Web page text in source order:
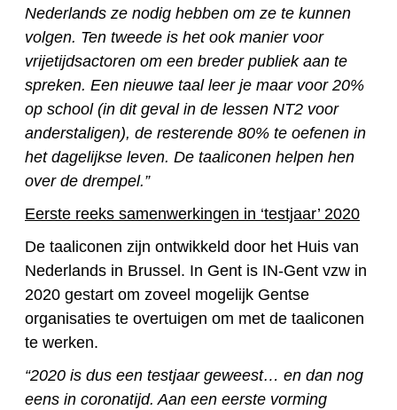
Nederlands ze nodig hebben om ze te kunnen
volgen. Ten tweede is het ook manier voor
vrijetijdsactoren om een breder publiek aan te
spreken. Een nieuwe taal leer je maar voor 20%
op school (in dit geval in de lessen NT2 voor
anderstaligen), de resterende 80% te oefenen in
het dagelijkse leven. De taaliconen helpen hen
over de drempel.”
Eerste reeks samenwerkingen in ‘testjaar’ 2020
De taaliconen zijn ontwikkeld door het Huis van
Nederlands in Brussel. In Gent is IN-Gent vzw in
2020 gestart om zoveel mogelijk Gentse
organisaties te overtuigen om met de taaliconen
te werken.
“2020 is dus een testjaar geweest… en dan nog
eens in coronatijd. Aan een eerste vorming